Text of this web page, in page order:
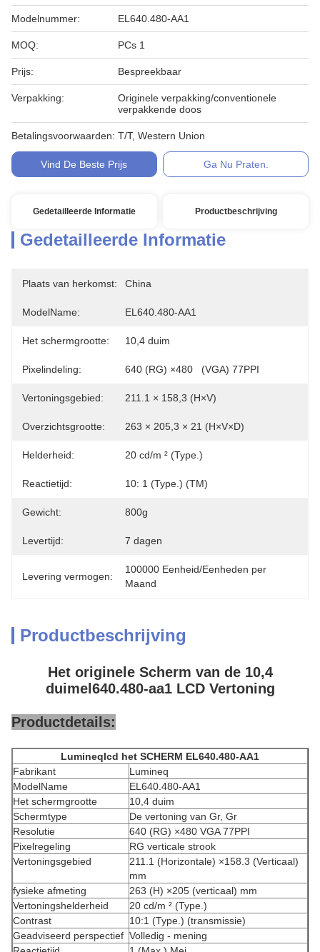
Modelnummer: EL640.480-AA1
MOQ: PCs 1
Prijs: Bespreekbaar
Verpakking:
Originele verpakking/conventionele
verpakkende doos
Betalingsvoorwaarden: T/T, Western Union
Vind De Beste Prijs Ga Nu Praten.
Gedetailleerde Informatie Productbeschrijving
Gedetailleerde Informatie
Plaats van herkomst: China
ModelName: EL640.480-AA1
Het schermgrootte: 10,4 duim
Pixelindeling: 640 (RG) ×480   (VGA) 77PPI
Vertoningsgebied: 211.1 × 158,3 (H×V)
Overzichtsgrootte: 263 × 205,3 × 21 (H×V×D)
Helderheid: 20 cd/m ² (Type.)
Reactietijd: 10: 1 (Type.) (TM)
Gewicht: 800g
Levertijd: 7 dagen
Levering vermogen:
100000 Eenheid/Eenheden per
Maand
Productbeschrijving
Het originele Scherm van de 10,4
duimel640.480-aa1 LCD Vertoning
Productdetails:
Lumineqlcd het SCHERM EL640.480-AA1
Fabrikant
Lumineq
ModelName
EL640.480-AA1
Het schermgrootte
10,4 duim
Schermtype
De vertoning van Gr, Gr
Resolutie
640 (RG) ×480 VGA 77PPI
Pixelregeling
RG verticale strook
Vertoningsgebied
211.1 (Horizontale) ×158.3 (Verticaal)
mm
fysieke afmeting
263 (H) ×205 (verticaal) mm
Vertoningshelderheid
20 cd/m ² (Type.)
Contrast
10:1 (Type.) (transmissie)
Geadviseerd perspectief Volledig - mening